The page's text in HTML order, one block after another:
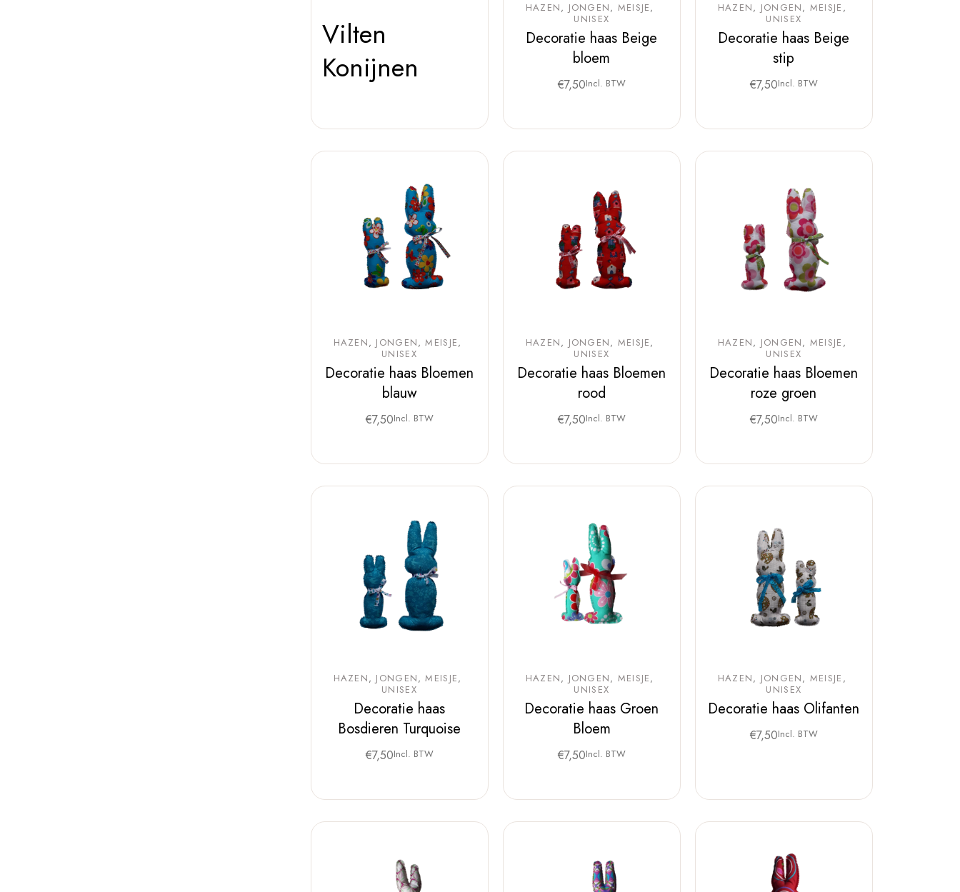
Vilten
Konijnen
HAZEN JONGEN
MEISJE
UNISEX
Decoratie haas Beige
bloem
€7,50Incl. BTW
HAZEN JONGEN
MEISJE
UNISEX
Decoratie haas Beige
stip
€7,50Incl. BTW
HAZEN JONGEN
MEISJE
UNISEX
Decoratie haas Bloemen
blauw
€7,50Incl. BTW
HAZEN JONGEN
MEISJE
UNISEX
Decoratie haas Bloemen
rood
€7,50Incl. BTW
HAZEN JONGEN
MEISJE
UNISEX
Decoratie haas Bloemen
roze groen
€7,50Incl. BTW
HAZEN JONGEN
MEISJE
UNISEX
Decoratie haas
Bosdieren Turquoise
€7,50Incl. BTW
HAZEN JONGEN
MEISJE
UNISEX
Decoratie haas Groen
Bloem
€7,50Incl. BTW
HAZEN JONGEN
MEISJE
UNISEX
Decoratie haas Olifanten
€7,50Incl. BTW